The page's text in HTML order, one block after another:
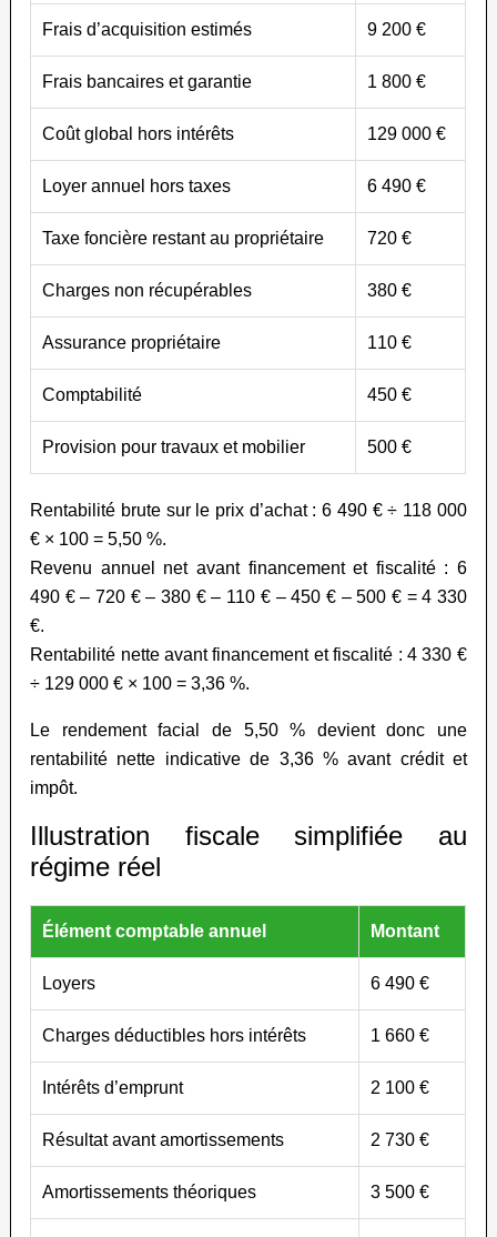
Frais d’acquisition estimés 9 200 €
Frais bancaires et garantie 1 800 €
Coût global hors intérêts 129 000 €
Loyer annuel hors taxes 6 490 €
Taxe foncière restant au propriétaire 720 €
Charges non récupérables 380 €
Assurance propriétaire 110 €
Comptabilité 450 €
Provision pour travaux et mobilier 500 €
Rentabilité brute sur le prix d’achat : 6 490 € ÷ 118 000
€ × 100 = 5,50 %.
Revenu annuel net avant financement et fiscalité : 6
490 € – 720 € – 380 € – 110 € – 450 € – 500 € = 4 330
€.
Rentabilité nette avant financement et fiscalité : 4 330 €
÷ 129 000 € × 100 = 3,36 %.
Le rendement facial de 5,50 % devient donc une
rentabilité nette indicative de 3,36 % avant crédit et
impôt.
Illustration fiscale simplifiée au
régime réel
Élément comptable annuel Montant
Loyers 6 490 €
Charges déductibles hors intérêts 1 660 €
Intérêts d’emprunt 2 100 €
Résultat avant amortissements 2 730 €
Amortissements théoriques 3 500 €